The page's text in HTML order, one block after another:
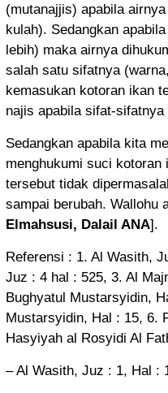
(mutanajjis) apabila
kulah). Sedangkan
lebih) maka airnya
salah satu sifatnya
kemasukan kotoran ikan
najis apabila sifat-
Sedangkan apabila kita
menghukumi suci
tersebut tidak
sampai berubah. Wallohu
Elmahsusi, Dalail ANA].
Referensi : 1. Al Wasith,
Juz : 4 hal : 525, 3. Al
Bughyatul Mustarsyidin,
Mustarsyidin, Hal : 15, 6.
Hasyiyah al Rosyidi Al
– Al Wasith, Juz : 1, Hal :